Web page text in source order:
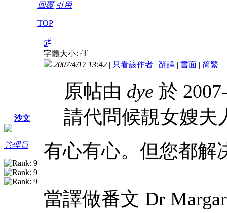
回覆 引用
TOP
沙文
管理員
5#
字體大小: tT
2007/4/17 13:42 | 只看該作者 | 翻譯 | 書面 | 简繁
原帖由 dye 於
請代問候靚女嫂夫
有心有心。但您都解
當譯做番文 Dr